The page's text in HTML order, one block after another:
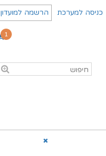
כניסה למערכת הרשמה למועדון
1